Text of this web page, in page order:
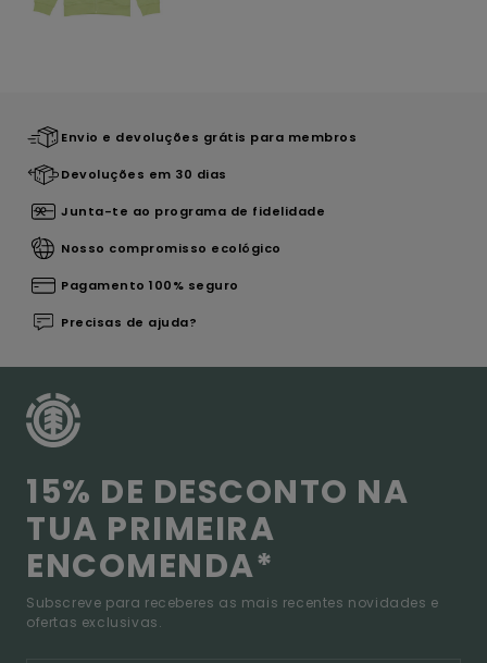
Envio e devoluções grátis para membros
Devoluções em 30 dias
Junta-te ao programa de fidelidade
Nosso compromisso ecológico
Pagamento 100% seguro
Precisas de ajuda?
15% DE DESCONTO NA
TUA PRIMEIRA
ENCOMENDA*
Subscreve para receberes as mais recentes novidades e
ofertas exclusivas.